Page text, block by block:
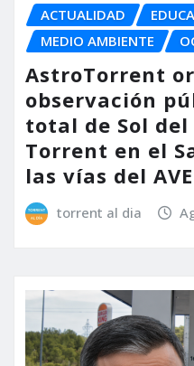
ACTUALIDAD
MEDIO AMBIENTE
AstroTorrent
observación
total de Sol del
Torrent en el
las vías del AVE
torrent al dia